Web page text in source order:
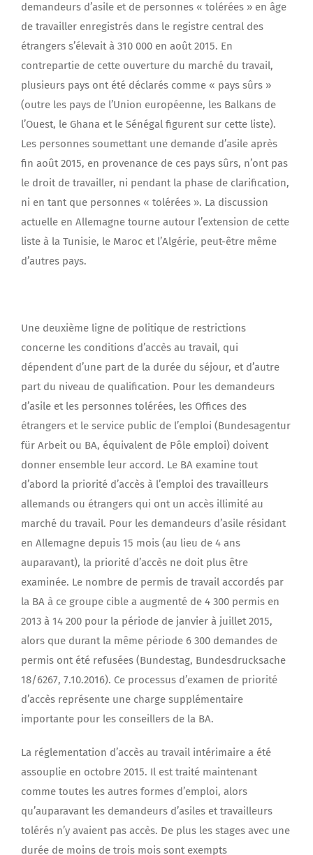
demandeurs d’asile et de personnes « tolérées » en âge
de travailler enregistrés dans le registre central des
étrangers s’élevait à 310 000 en août 2015. En
contrepartie de cette ouverture du marché du travail,
plusieurs pays ont été déclarés comme « pays sûrs »
(outre les pays de l’Union européenne, les Balkans de
l’Ouest, le Ghana et le Sénégal figurent sur cette liste).
Les personnes soumettant une demande d’asile après
fin août 2015, en provenance de ces pays sûrs, n’ont pas
le droit de travailler, ni pendant la phase de clarification,
ni en tant que personnes « tolérées ». La discussion
actuelle en Allemagne tourne autour l’extension de cette
liste à la Tunisie, le Maroc et l’Algérie, peut-être même
d’autres pays.
Une deuxième ligne de politique de restrictions
concerne les conditions d’accès au travail, qui
dépendent d’une part de la durée du séjour, et d’autre
part du niveau de qualification. Pour les demandeurs
d’asile et les personnes tolérées, les Offices des
étrangers et le service public de l’emploi (Bundesagentur
für Arbeit ou BA, équivalent de Pôle emploi) doivent
donner ensemble leur accord. Le BA examine tout
d’abord la priorité d’accès à l’emploi des travailleurs
allemands ou étrangers qui ont un accès illimité au
marché du travail. Pour les demandeurs d’asile résidant
en Allemagne depuis 15 mois (au lieu de 4 ans
auparavant), la priorité d’accès ne doit plus être
examinée. Le nombre de permis de travail accordés par
la BA à ce groupe cible a augmenté de 4 300 permis en
2013 à 14 200 pour la période de janvier à juillet 2015,
alors que durant la même période 6 300 demandes de
permis ont été refusées (Bundestag, Bundesdrucksache
18/6267, 7.10.2016). Ce processus d’examen de priorité
d’accès représente une charge supplémentaire
importante pour les conseillers de la BA.
La réglementation d’accès au travail intérimaire a été
assouplie en octobre 2015. Il est traité maintenant
comme toutes les autres formes d’emploi, alors
qu’auparavant les demandeurs d’asiles et travailleurs
tolérés n’y avaient pas accès. De plus les stages avec une
durée de moins de trois mois sont exempts